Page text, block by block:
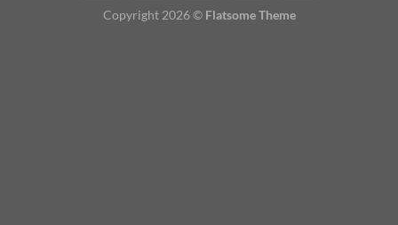
Copyright 2026 © Flatsome Theme